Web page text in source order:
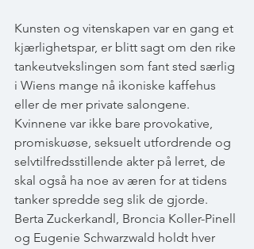
Kunsten og vitenskapen var en gang et
kjærlighetspar, er blitt sagt om den rike
tankeutvekslingen som fant sted særlig
i Wiens mange nå ikoniske kaffehus
eller de mer private salongene.
Kvinnene var ikke bare provokative,
promiskuøse, seksuelt utfordrende og
selvtilfredsstillende akter på lerret, de
skal også ha noe av æren for at tidens
tanker spredde seg slik de gjorde.
Berta Zuckerkandl, Broncia Koller-Pinell
og Eugenie Schwarzwald holdt hver